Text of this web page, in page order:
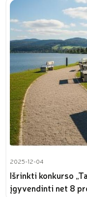
2025-12-04
Išrinkti konkurso
įgyvendinti net 8